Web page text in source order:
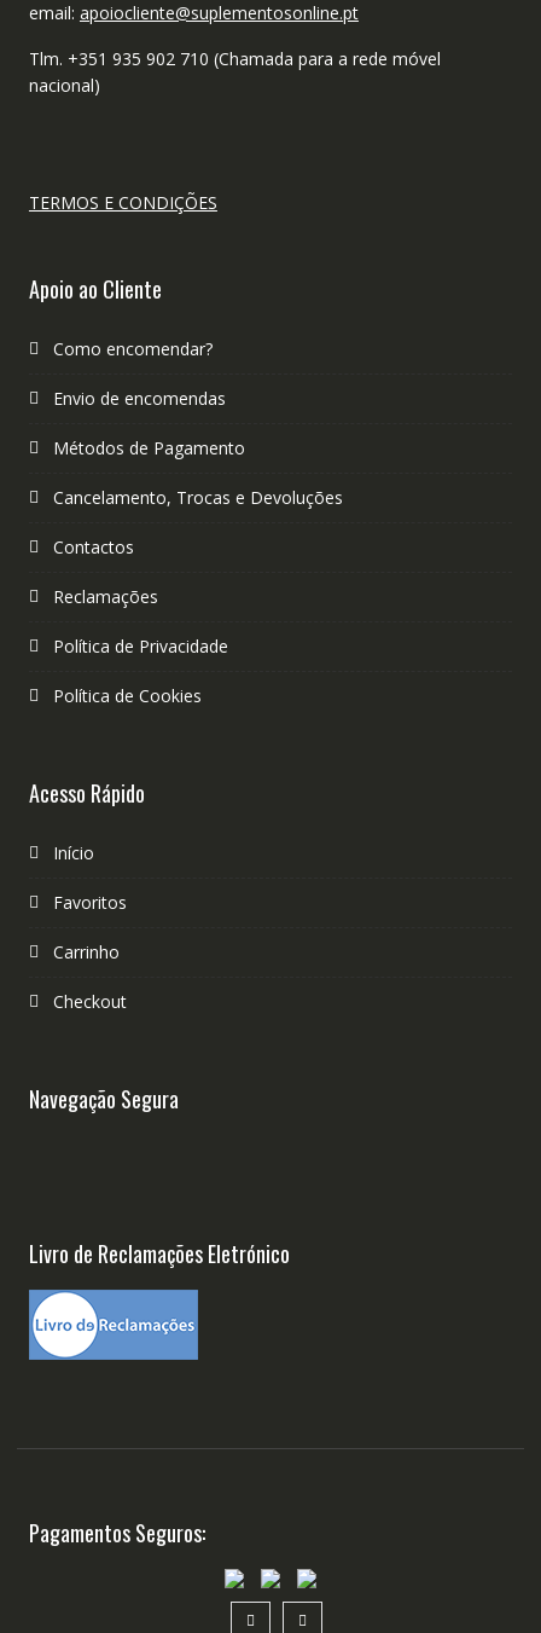
email: apoiocliente@suplementosonline.pt
Tlm. +351 935 902 710 (Chamada para a rede móvel
nacional)
TERMOS E CONDIÇÕES
Apoio ao Cliente
Como encomendar?
Envio de encomendas
Métodos de Pagamento
Cancelamento, Trocas e Devoluções
Contactos
Reclamações
Política de Privacidade
Política de Cookies
Acesso Rápido
Início
Favoritos
Carrinho
Checkout
Navegação Segura
Livro de Reclamações Eletrónico
Pagamentos Seguros: